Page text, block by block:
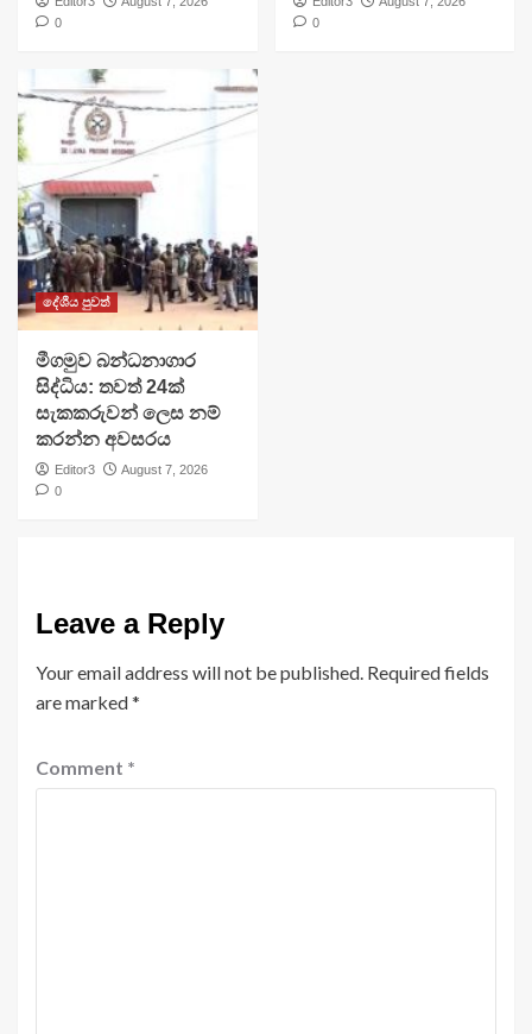
0
0
දේශීය පුවත්
මීගමුව බන්ධනාගාර
සිද්ධිය: තවත් 24ක්
සැකකරුවන් ලෙස නම්
කරන්න අවසරය
Editor3
August 7, 2026
0
Leave a Reply
Your email address will not be published. Required fields
are marked*
Comment *